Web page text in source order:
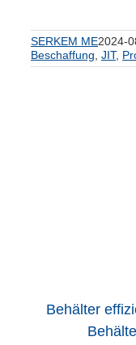
SERKEM ME2024-
Beschaffung JIT,
Behälter